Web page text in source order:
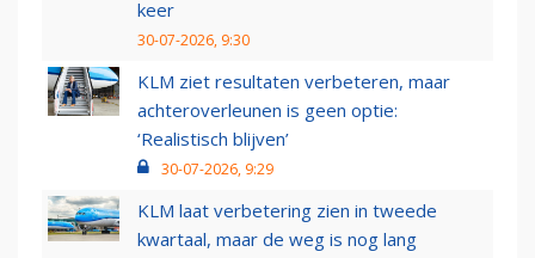
keer
30-07-2026, 9:30
KLM ziet resultaten verbeteren, maar
achteroverleunen is geen optie:
‘Realistisch blijven’
30-07-2026, 9:29
KLM laat verbetering zien in tweede
kwartaal, maar de weg is nog lang